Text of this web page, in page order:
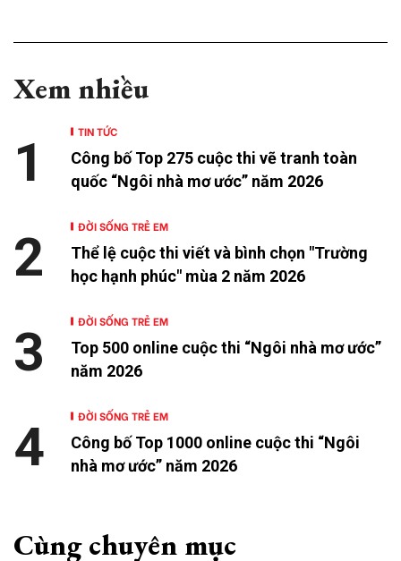
Xem nhiều
TIN TỨC
Công bố Top 275 cuộc thi vẽ tranh toàn
quốc “Ngôi nhà mơ ước” năm 2026
1
ĐỜI SỐNG TRẺ EM
Thể lệ cuộc thi viết và bình chọn "Trường
học hạnh phúc" mùa 2 năm 2026
2
ĐỜI SỐNG TRẺ EM
Top 500 online cuộc thi “Ngôi nhà mơ ước”
năm 2026
3
ĐỜI SỐNG TRẺ EM
Công bố Top 1000 online cuộc thi “Ngôi
nhà mơ ước” năm 2026
4
Cùng chuyên mục